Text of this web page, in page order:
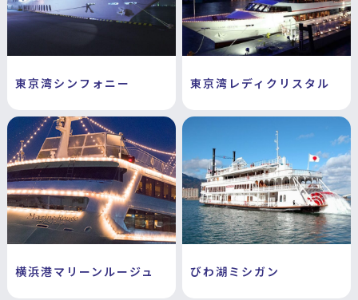
東京湾シンフォニー 東京湾レディクリスタル
横浜港マリーンルージュ びわ湖ミシガン